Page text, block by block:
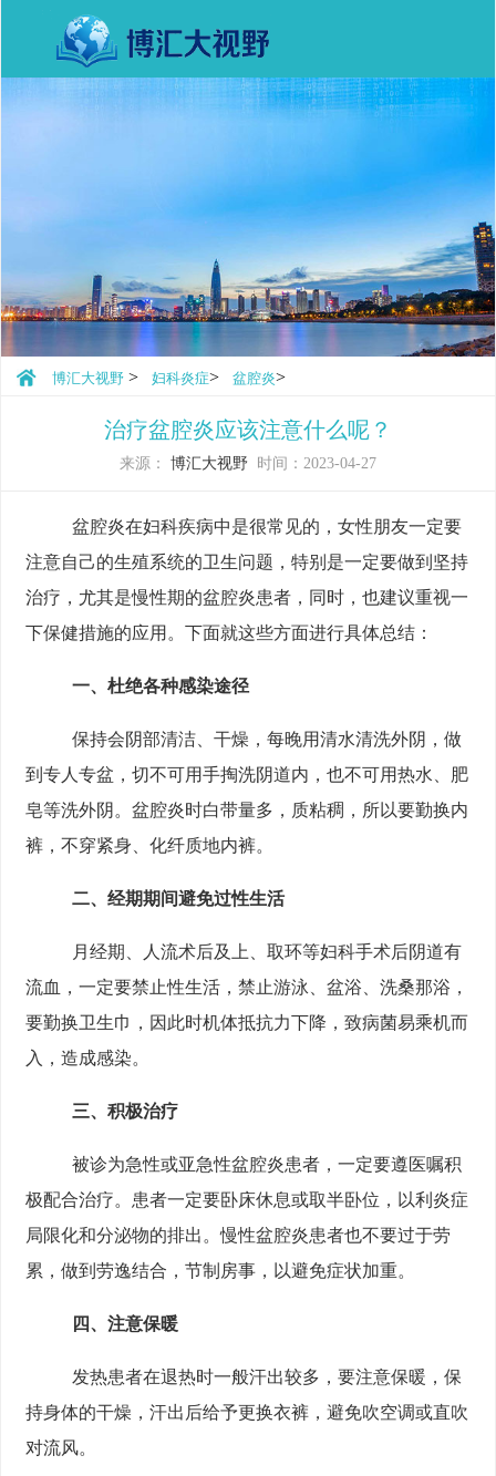
博汇大视野 > 妇科炎症> 盆腔炎>
治疗盆腔炎应该注意什么呢？
来源： 博汇大视野 时间：2023-04-27
盆腔炎在妇科疾病中是很常见的，女性朋友一定要
注意自己的生殖系统的卫生问题，特别是一定要做到坚持
治疗，尤其是慢性期的盆腔炎患者，同时，也建议重视一
下保健措施的应用。下面就这些方面进行具体总结：
一、杜绝各种感染途径
保持会阴部清洁、干燥，每晚用清水清洗外阴，做
到专人专盆，切不可用手掏洗阴道内，也不可用热水、肥
皂等洗外阴。盆腔炎时白带量多，质粘稠，所以要勤换内
裤，不穿紧身、化纤质地内裤。
二、经期期间避免过性生活
月经期、人流术后及上、取环等妇科手术后阴道有
流血，一定要禁止性生活，禁止游泳、盆浴、洗桑那浴，
要勤换卫生巾，因此时机体抵抗力下降，致病菌易乘机而
入，造成感染。
三、积极治疗
被诊为急性或亚急性盆腔炎患者，一定要遵医嘱积
极配合治疗。患者一定要卧床休息或取半卧位，以利炎症
局限化和分泌物的排出。慢性盆腔炎患者也不要过于劳
累，做到劳逸结合，节制房事，以避免症状加重。
四、注意保暖
发热患者在退热时一般汗出较多，要注意保暖，保
持身体的干燥，汗出后给予更换衣裤，避免吹空调或直吹
对流风。